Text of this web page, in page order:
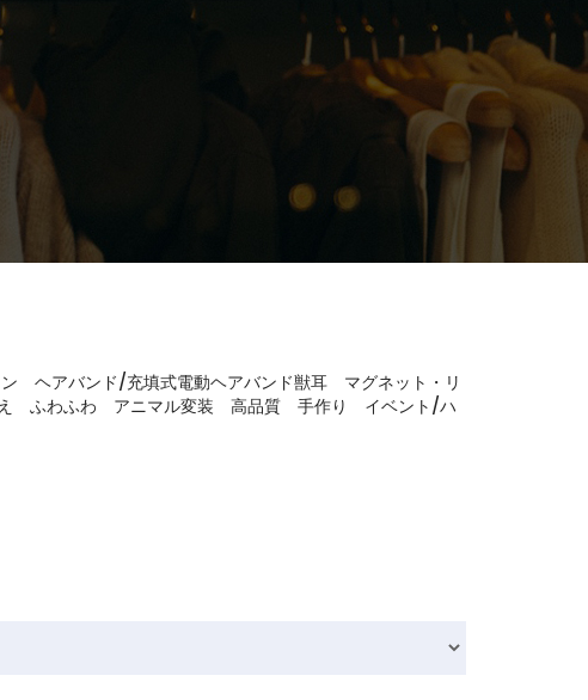
ヘアバンド/充填式電動ヘアバンド獣耳 マグネット・リ
え ふわふわ アニマル変装 高品質 手作り イベント/ハ